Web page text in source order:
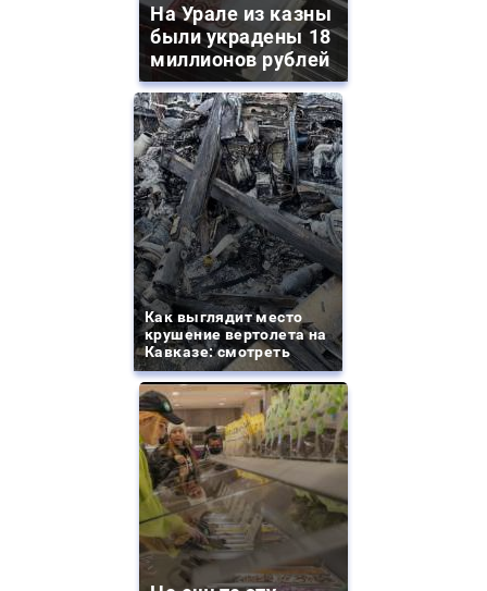
На Урале из казны
были украдены 18
миллионов рублей
Как выглядит место
крушение вертолета на
Кавказе: смотреть